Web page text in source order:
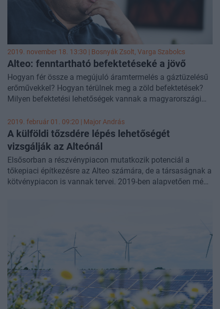
2019. november 18. 13:30 | Bosnyák Zsolt, Varga Szabolcs
Alteo: fenntartható befektetéseké a jövő
Hogyan fér össze a megújuló áramtermelés a gáztüzelésű
erőművekkel? Hogyan térülnek meg a zöld befektetések?
Milyen befektetési lehetőségek vannak a magyarországi
investment irányairól, lehetőségeiről kérdezte ifj. Chikán
Attilát, az Alteo vezérigazgatóját.
2019. február 01. 09:20 | Major András
A külföldi tőzsdére lépés lehetőségét
vizsgálják az Alteónál
Elsősorban a részvénypiacon mutatkozik potenciál a
tőkepiaci építkezésre az Alteo számára, de a társaságnak a
kötvénypiacon is vannak tervei. 2019-ben alapvetően még
egyik fő céljuk az, hogy a kisbefektetők is észrevegyék,
érdemes Alteo-részvényt venni.